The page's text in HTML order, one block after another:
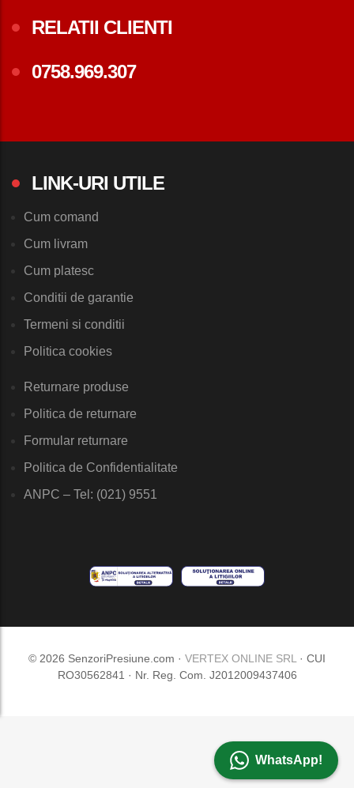
WhatsApp!
RELATII CLIENTI
0758.969.307
LINK-URI UTILE
Cum comand
Cum livram
Cum platesc
Conditii de garantie
Termeni si conditii
Politica cookies
Returnare produse
Politica de returnare
Formular returnare
Politica de Confidentialitate
ANPC – Tel: (021) 9551
© 2026 SenzoriPresiune.com · VERTEX ONLINE SRL · CUI
RO30562841 · Nr. Reg. Com. J2012009437406